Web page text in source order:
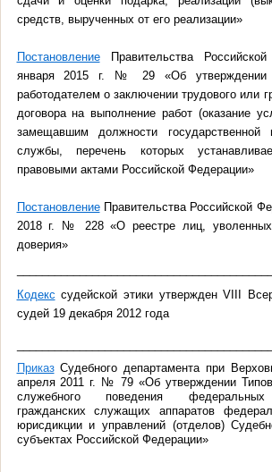
средств, вырученных от его реализации»
ПостановлениеПравительства
января 2015 г. № 29 «Об утверждении
работодателем о заключении трудового или
договора на выполнение работ (оказание
замещавшим должности государственной
службы, перечень которых
правовыми актами Российской Федерации»
ПостановлениеПравительства Российской
2018 г. № 228 «О реестре лиц,
доверия»
Кодекс судейской этики утвержден VIII
судей 19 декабря 2012 года
ПриказСудебного департамента при
апреля 2011 г. № 79 «Об утверждении
служебного поведения федеральных
гражданских служащих аппаратов
юрисдикции и управлений (отделов)
субъектах Российской Федерации»